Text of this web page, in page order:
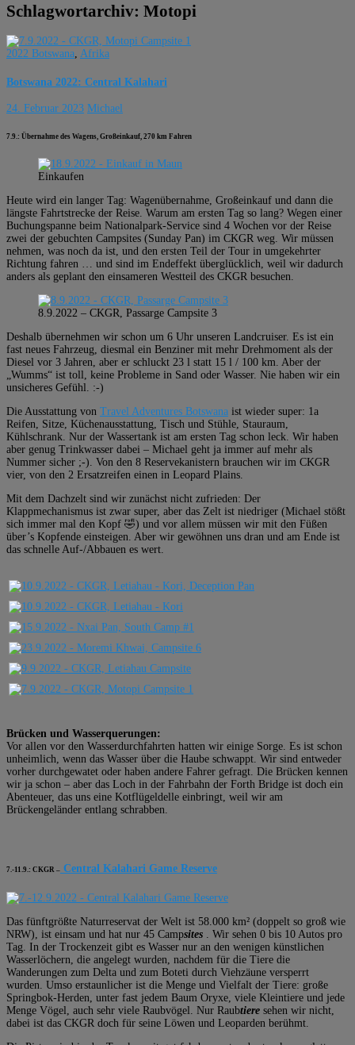
Schlagwortarchiv: Motopi
2022 Botswana, Afrika
Botswana 2022: Central Kalahari
24. Februar 2023 Michael
7.9.: Übernahme des Wagens, Großeinkauf, 270 km Fahren
Einkaufen
Heute wird ein langer Tag: Wagenübernahme, Großeinkauf und dann die
längste Fahrtstrecke der Reise. Warum am ersten Tag so lang? Wegen einer
Buchungspanne beim Nationalpark-Service sind 4 Wochen vor der Reise
zwei der gebuchten Campsites (Sunday Pan) im CKGR weg. Wir müssen
nehmen, was noch da ist, und den ersten Teil der Tour in umgekehrter
Richtung fahren … und sind im Endeffekt überglücklich, weil wir dadurch
anders als geplant den einsameren Westteil des CKGR besuchen.
8.9.2022 – CKGR, Passarge Campsite 3
Deshalb übernehmen wir schon um 6 Uhr unseren Landcruiser. Es ist ein
fast neues Fahrzeug, diesmal ein Benziner mit mehr Drehmoment als der
Diesel vor 3 Jahren, aber er schluckt 23 l statt 15 l / 100 km. Aber der
„Wumms“ ist toll, keine Probleme in Sand oder Wasser. Nie haben wir ein
unsicheres Gefühl. :-)
Die Ausstattung von Travel Adventures Botswana ist wieder super: 1a
Reifen, Sitze, Küchenausstattung, Tisch und Stühle, Stauraum,
Kühlschrank. Nur der Wassertank ist am ersten Tag schon leck. Wir haben
aber genug Trinkwasser dabei – Michael geht ja immer auf mehr als
Nummer sicher ;-). Von den 8 Reservekanistern brauchen wir im CKGR
vier, von den 2 Ersatzreifen einen in Leopard Plains.
Mit dem Dachzelt sind wir zunächst nicht zufrieden: Der
Klappmechanismus ist zwar super, aber das Zelt ist niedriger (Michael stößt
sich immer mal den Kopf 🤣) und vor allem müssen wir mit den Füßen
über’s Kopfende einsteigen. Aber wir gewöhnen uns dran und am Ende ist
das schnelle Auf-/Abbauen es wert.
Brücken und Wasserquerungen:
Vor allen vor den Wasserdurchfahrten hatten wir einige Sorge. Es ist schon
unheimlich, wenn das Wasser über die Haube schwappt. Wir sind entweder
vorher durchgewatet oder haben andere Fahrer gefragt. Die Brücken kennen
wir ja schon – aber das Loch in der Fahrbahn der Forth Bridge ist doch ein
Abenteuer, das uns eine Kotflügeldelle einbringt, weil wir am
Brückengeländer entlang schrabben.
7.-11.9.: CKGR – Central Kalahari Game Reserve
Das fünftgrößte Naturreservat der Welt ist 58.000 km² (doppelt so groß wie
NRW), ist einsam und hat nur 45 Campsites . Wir sehen 0 bis 10 Autos pro
Tag. In der Trockenzeit gibt es Wasser nur an den wenigen künstlichen
Wasserlöchern, die angelegt wurden, nachdem für die Tiere die
Wanderungen zum Delta und zum Boteti durch Viehzäune versperrt
wurden. Umso erstaunlicher ist die Menge und Vielfalt der Tiere: große
Springbok-Herden, unter fast jedem Baum Oryxe, viele Kleintiere und jede
Menge Vögel, auch sehr viele Raubvögel. Nur Raubtiere sehen wir nicht,
dabei ist das CKGR doch für seine Löwen und Leoparden berühmt.